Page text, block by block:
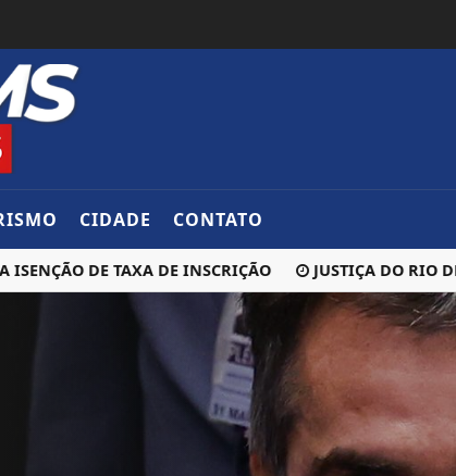
CIDADE CONTATO
DE TAXA DE INSCRIÇÃO JUSTIÇA DO RIO